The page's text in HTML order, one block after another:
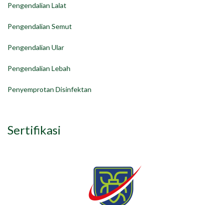
Pengendalian Lalat
Pengendalian Semut
Pengendalian Ular
Pengendalian Lebah
Penyemprotan Disinfektan
Sertifikasi